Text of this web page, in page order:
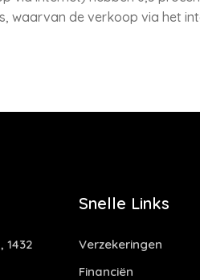
waarvan de verkoop via het
1432
Snelle Links
Verzekeringen
Financiën